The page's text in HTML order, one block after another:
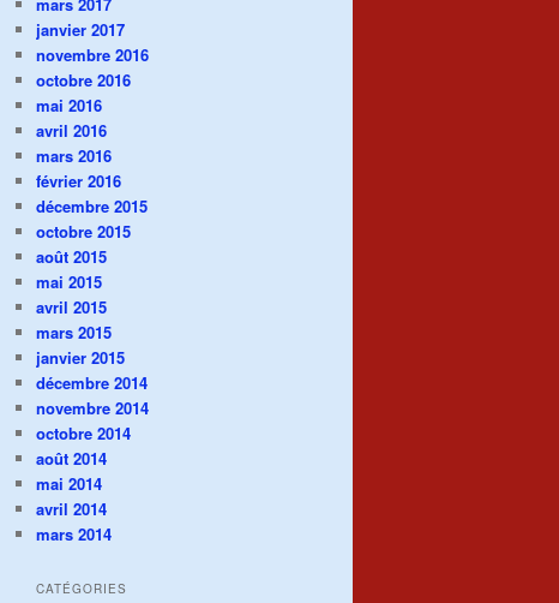
janvier 2017
novembre 2016
octobre 2016
mai 2016
avril 2016
mars 2016
février 2016
décembre 2015
octobre 2015
août 2015
mai 2015
avril 2015
mars 2015
janvier 2015
décembre 2014
novembre 2014
octobre 2014
août 2014
mai 2014
avril 2014
mars 2014
CATÉGORIES